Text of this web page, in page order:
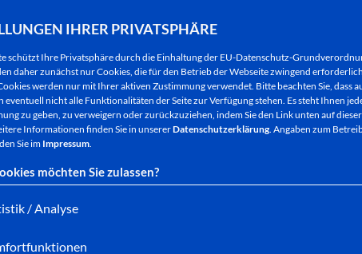
IHRER PRIVATSPHÄRE
schützt Ihre Privatsphäre durch die Einhaltung der EU-Datenschutz-
daher zunächst nur Cookies, die für den Betrieb der Webseite zwingend
werden nur mit Ihrer aktiven Zustimmung verwendet. Bitte beachten Sie, dass
eventuell nicht alle Funktionalitäten der Seite zur Verfügung stehen. Es steht Ihnen
zu geben, zu verweigern oder zurückzuziehen, indem Sie den Link unten auf
Informationen finden Sie in unsererDatenschutzerklärung. Angaben zum
Sie im Impressum.
möchten Sie zulassen?
/ Analyse